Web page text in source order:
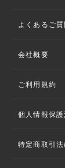
よくあるご質
会社概要
ご利用規約
個人情報保護
特定商取引